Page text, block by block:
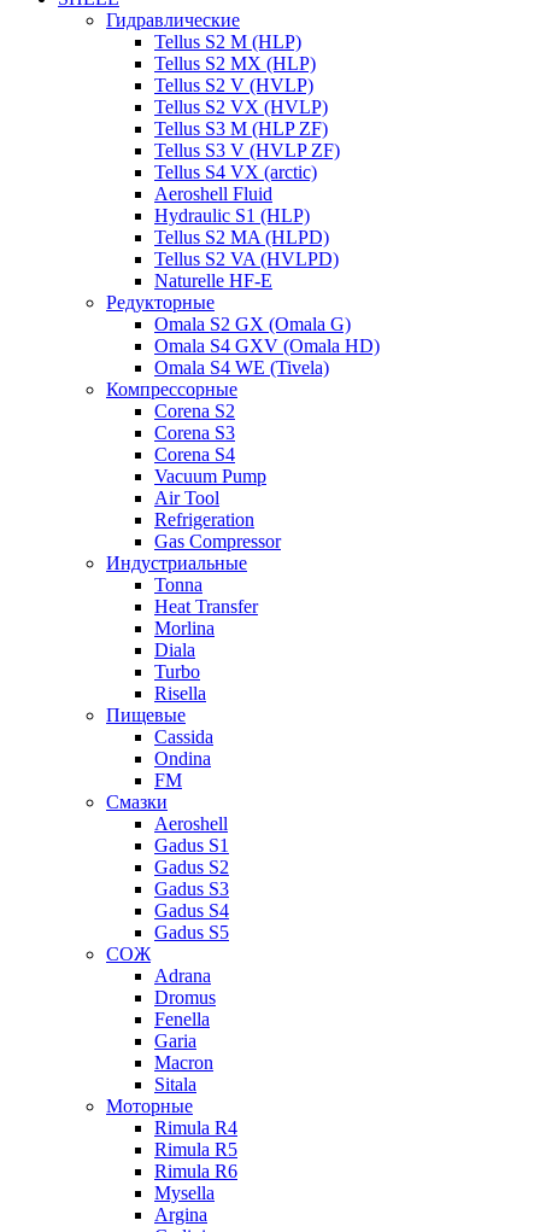
Гидравлические
Tellus S2 M (HLP)
Tellus S2 MХ (HLP)
Tellus S2 V (HVLP)
Tellus S2 VX (HVLP)
Tellus S3 M (HLP ZF)
Tellus S3 V (HVLP ZF)
Tellus S4 VX (arctic)
Aeroshell Fluid
Hydraulic S1 (HLP)
Tellus S2 MA (HLPD)
Tellus S2 VA (HVLPD)
Naturelle HF-E
Редукторные
Omala S2 GX (Omala G)
Omala S4 GXV (Omala HD)
Omala S4 WE (Tivela)
Компрессорные
Corena S2
Corena S3
Corena S4
Vacuum Pump
Air Tool
Refrigeration
Gas Compressor
Индустриальные
Tonna
Heat Transfer
Morlina
Diala
Turbo
Risella
Пищевые
Cassida
Ondina
FM
Смазки
Aeroshell
Gadus S1
Gadus S2
Gadus S3
Gadus S4
Gadus S5
СОЖ
Adrana
Dromus
Fenella
Garia
Macron
Sitala
Моторные
Rimula R4
Rimula R5
Rimula R6
Mysella
Argina